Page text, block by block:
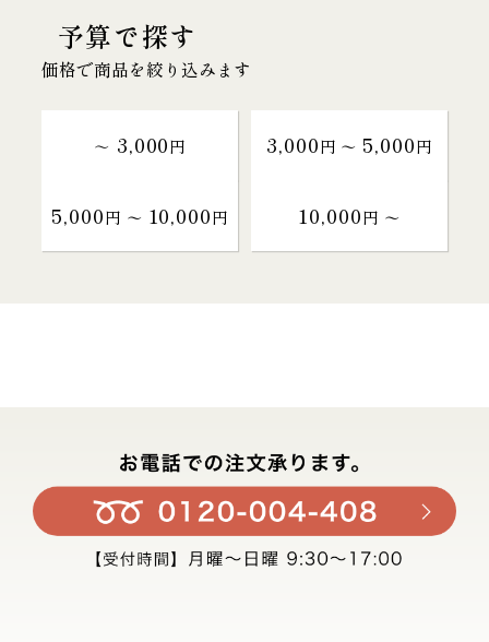
予算で探す
価格で商品を絞り込みます
～ 3,000円 3,000円 〜 5,000円
5,000円 〜 10,000円 10,000円 〜